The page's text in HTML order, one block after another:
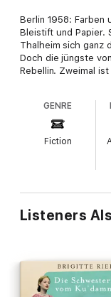
Berlin 1958: Farben
Bleistift und Papier.
Thalheim sich ganz
Doch die jüngste
Rebellin. Zweimal
Talent eines Tages
wird, träumt
der Berliner
GENRE
Fiction
Listeners